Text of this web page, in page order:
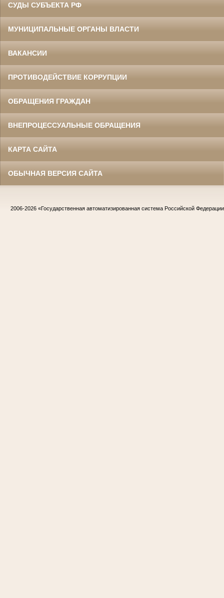
СУДЫ СУБЪЕКТА РФ
МУНИЦИПАЛЬНЫЕ ОРГАНЫ ВЛАСТИ
ВАКАНСИИ
ПРОТИВОДЕЙСТВИЕ КОРРУПЦИИ
ОБРАЩЕНИЯ ГРАЖДАН
ВНЕПРОЦЕССУАЛЬНЫЕ ОБРАЩЕНИЯ
КАРТА САЙТА
ОБЫЧНАЯ ВЕРСИЯ САЙТА
2006-2026 «Государственная автоматизированная система Российской